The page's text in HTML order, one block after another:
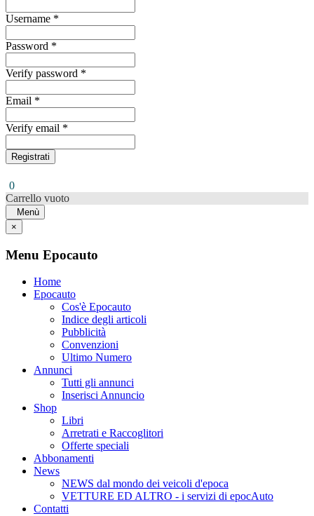
Username *
Password *
Verify password *
Email *
Verify email *
Registrati
0
Carrello vuoto
Menù
×
Menu Epocauto
Home
Epocauto
Cos'è Epocauto
Indice degli articoli
Pubblicità
Convenzioni
Ultimo Numero
Annunci
Tutti gli annunci
Inserisci Annuncio
Shop
Libri
Arretrati e Raccoglitori
Offerte speciali
Abbonamenti
News
NEWS dal mondo dei veicoli d'epoca
VETTURE ED ALTRO - i servizi di epocAuto
Contatti